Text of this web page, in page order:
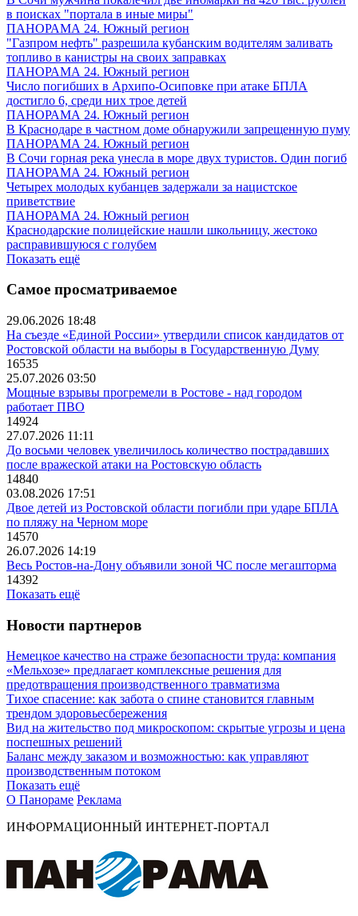
в поисках "портала в иные миры"
ПАНОРАМА 24. Южный регион
"Газпром нефть" разрешила кубанским водителям заливать
топливо в канистры на своих заправках
ПАНОРАМА 24. Южный регион
Число погибших в Архипо-Осиповке при атаке БПЛА
достигло 6, среди них трое детей
ПАНОРАМА 24. Южный регион
В Краснодаре в частном доме обнаружили запрещенную пуму
ПАНОРАМА 24. Южный регион
В Сочи горная река унесла в море двух туристов. Один погиб
ПАНОРАМА 24. Южный регион
Четырех молодых кубанцев задержали за нацистское
приветствие
ПАНОРАМА 24. Южный регион
Краснодарские полицейские нашли школьницу, жестоко
расправившуюся с голубем
Показать ещё
Самое просматриваемое
29.06.2026 18:48
На съезде «Единой России» утвердили список кандидатов от
Ростовской области на выборы в Государственную Думу
16535
25.07.2026 03:50
Мощные взрывы прогремели в Ростове - над городом
работает ПВО
14924
27.07.2026 11:11
До восьми человек увеличилось количество пострадавших
после вражеской атаки на Ростовскую область
14840
03.08.2026 17:51
Двое детей из Ростовской области погибли при ударе БПЛА
по пляжу на Черном море
14570
26.07.2026 14:19
Весь Ростов-на-Дону объявили зоной ЧС после мегашторма
14392
Показать ещё
Новости партнеров
Немецкое качество на страже безопасности труда: компания
«Мельхозе» предлагает комплексные решения для
предотвращения производственного травматизма
Тихое спасение: как забота о спине становится главным
трендом здоровьесбережения
Вид на жительство под микроскопом: скрытые угрозы и цена
поспешных решений
Баланс между заказом и возможностью: как управляют
производственным потоком
Показать ещё
О Панораме Реклама
ИНФОРМАЦИОННЫЙ ИНТЕРНЕТ-ПОРТАЛ